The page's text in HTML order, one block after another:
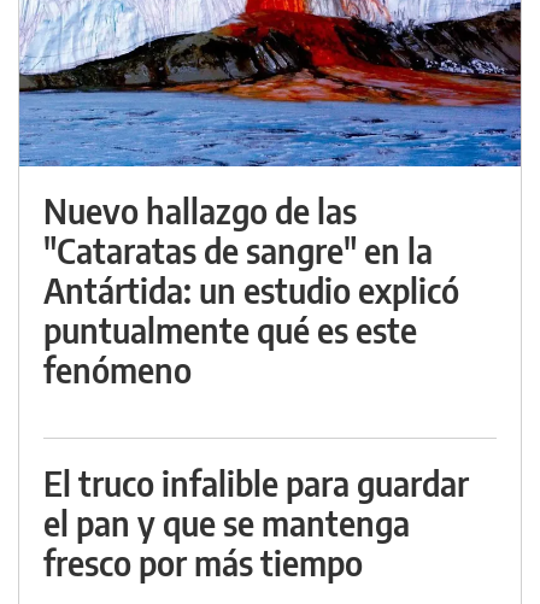
Nuevo hallazgo de las
"Cataratas de sangre" en la
Antártida: un estudio explicó
puntualmente qué es este
fenómeno
El truco infalible para guardar
el pan y que se mantenga
fresco por más tiempo